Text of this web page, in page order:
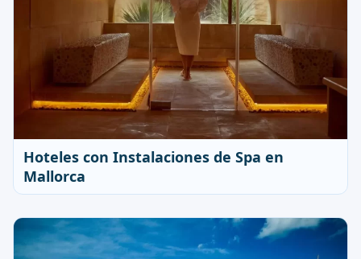
Hoteles con Instalaciones de Spa en
Mallorca